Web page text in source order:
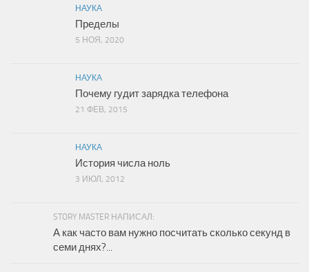
НАУКА
Пределы
5 НОЯ, 2020
НАУКА
Почему гудит зарядка телефона
21 ФЕВ, 2015
НАУКА
История числа ноль
3 ИЮЛ, 2012
STORY MASTER НАПИСАЛ:
А как часто вам нужно посчитать сколько секунд в
семи днях?...